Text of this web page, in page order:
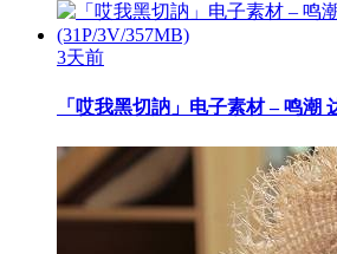
3天前
「哎我黑切訥」电子素材 – 鸣潮